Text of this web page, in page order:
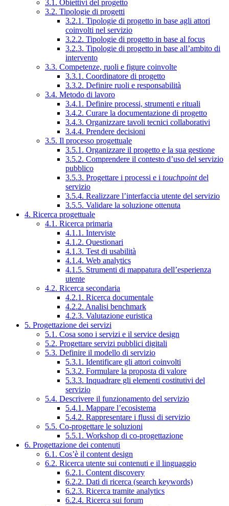
3.1. Obiettivi del progetto
3.2. Tipologie di progetti
3.2.1. Tipologie di progetto in base agli attori
coinvolti nel servizio
3.2.2. Tipologie di progetto in base al focus
3.2.3. Tipologie di progetto in base all’ambito di
intervento
3.3. Competenze, ruoli e figure coinvolte
3.3.1. Coordinatore di progetto
3.3.2. Definire ruoli e responsabilità
3.4. Metodo di lavoro
3.4.1. Definire processi, strumenti e rituali
3.4.2. Curare la documentazione di progetto
3.4.3. Organizzare tavoli tecnici collaborativi
3.4.4. Prendere decisioni
3.5. Il processo progettuale
3.5.1. Organizzare il progetto e la sua gestione
3.5.2. Comprendere il contesto d’uso del servizio
pubblico
3.5.3. Progettare i processi e i touchpointdel
servizio
3.5.4. Realizzare l’interfaccia utente del servizio
3.5.5. Validare la soluzione ottenuta
4. Ricerca progettuale
4.1. Ricerca primaria
4.1.1. Interviste
4.1.2. Questionari
4.1.3. Test di usabilità
4.1.4. Web analytics
4.1.5. Strumenti di mappatura dell’esperienza
utente
4.2. Ricerca secondaria
4.2.1. Ricerca documentale
4.2.2. Analisi benchmark
4.2.3. Valutazione euristica
5. Progettazione dei servizi
5.1. Cosa sono i servizi e il service design
5.2. Progettare servizi pubblici digitali
5.3. Definire il modello di servizio
5.3.1. Identificare gli attori coinvolti
5.3.2. Formulare la proposta di valore
5.3.3. Inquadrare gli elementi costitutivi del
servizio
5.4. Descrivere il funzionamento del servizio
5.4.1. Mappare l’ecosistema
5.4.2. Rappresentare i flussi di servizio
5.5. Co-progettare le soluzioni
5.5.1. Workshop di co-progettazione
6. Progettazione dei contenuti
6.1. Cos’è il content design
6.2. Ricerca utente sui contenuti e il linguaggio
6.2.1. Content discovery
6.2.2. Dati di ricerca (search keywords)
6.2.3. Ricerca tramite analytics
6.2.4. Ricerca sui forum